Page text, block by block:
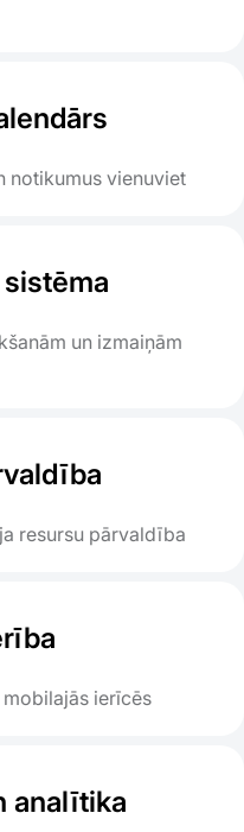
notikumus vienuviet
un izmaiņām
resursu pārvaldība
ierīcēs
analītika